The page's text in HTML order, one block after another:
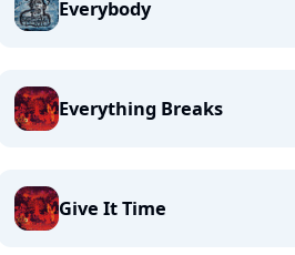
Everybody
Everything Breaks
Give It Time